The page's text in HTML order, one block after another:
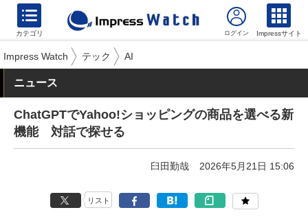
カテゴリ Impressサイト
Impress Watch テック AI
ニュース
ChatGPTでYahoo!ショッピングの商品を選べる新
機能 対話で探せる
臼田勤哉 2026年5月21日 15:06
リスト